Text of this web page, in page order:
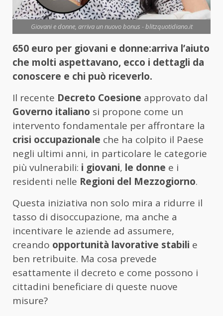
Giovani e donne, arriva un nuovo bonus - blitzquotidiano.it
650 euro per giovani e donne:arriva l’aiuto
che molti aspettavano, ecco i dettagli da
conoscere e chi può riceverlo.
Il recente Decreto Coesione approvato dal
Governo italiano si propone come un
intervento fondamentale per affrontare la
crisi occupazionale che ha colpito il Paese
negli ultimi anni, in particolare le categorie
più vulnerabili: i giovani, le donne e i
residenti nelle Regioni del Mezzogiorno.
Questa iniziativa non solo mira a ridurre il
tasso di disoccupazione, ma anche a
incentivare le aziende ad assumere,
creando opportunità lavorative stabili e
ben retribuite. Ma cosa prevede
esattamente il decreto e come possono i
cittadini beneficiare di queste nuove
misure?